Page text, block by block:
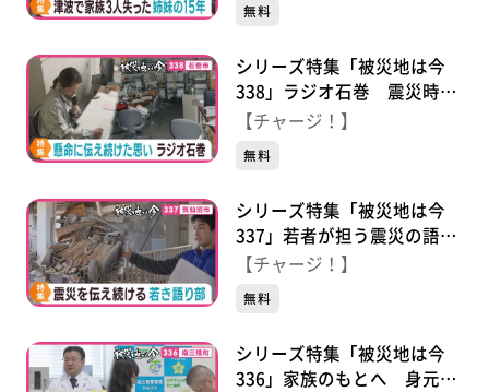
１５年 それでも前へ…
無料
シリーズ特集「被災地は今
338」ラジオ石巻 震災時も
懸命に発信し続けた思いとこ
【チャージ！】
無料
シリーズ特集「被災地は今
337」若者が担う震災の語り
部 “あの日”を伝える思いと
【チャージ！】
無料
シリーズ特集「被災地は今
336」家族のもとへ 身元判